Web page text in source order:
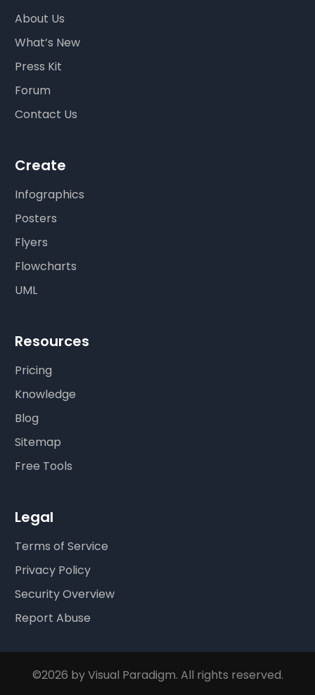
About Us
What’s New
Press Kit
Forum
Contact Us
Create
Infographics
Posters
Flyers
Flowcharts
UML
Resources
Pricing
Knowledge
Blog
Sitemap
Free Tools
Legal
Terms of Service
Privacy Policy
Security Overview
Report Abuse
©2026 by Visual Paradigm. All rights reserved.